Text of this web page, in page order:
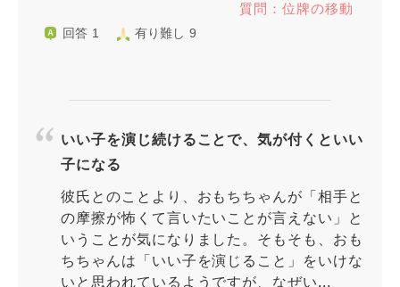
質問：位牌の移動
回答 1 有り難し 9
いい子を演じ続けることで、気が付くといい
子になる
彼氏とのことより、おもちちゃんが「相手と
の摩擦が怖くて言いたいことが言えない」と
いうことが気になりました。そもそも、おも
ちちゃんは「いい子を演じること」をいけな
いと思われているようですが、なぜい...